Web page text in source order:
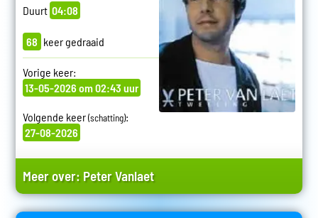
Duurt 04:08
68 keer gedraaid
Vorige keer:
13-05-2026 om 02:43 uur
Volgende keer(schatting):
27-08-2026
Meer over: Peter Vanlaet